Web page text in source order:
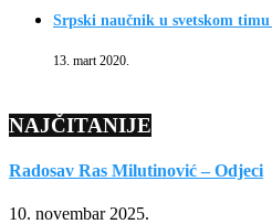
Srpski naučnik u svetskom timu
13. mart 2020.
NAJČITANIJE
Radosav Ras Milutinović – Odjeci
10. novembar 2025.